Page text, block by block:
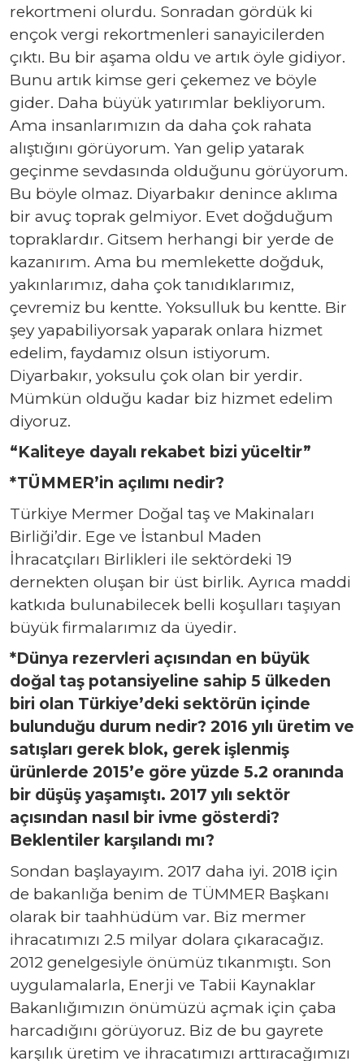
rekortmeni olurdu. Sonradan gördük ki
ençok vergi rekortmenleri sanayicilerden
çıktı. Bu bir aşama oldu ve artık öyle gidiyor.
Bunu artık kimse geri çekemez ve böyle
gider. Daha büyük yatırımlar bekliyorum.
Ama insanlarımızın da daha çok rahata
alıştığını görüyorum. Yan gelip yatarak
geçinme sevdasında olduğunu görüyorum.
Bu böyle olmaz. Diyarbakır denince aklıma
bir avuç toprak gelmiyor. Evet doğduğum
topraklardır. Gitsem herhangi bir yerde de
kazanırım. Ama bu memlekette doğduk,
yakınlarımız, daha çok tanıdıklarımız,
çevremiz bu kentte. Yoksulluk bu kentte. Bir
şey yapabiliyorsak yaparak onlara hizmet
edelim, faydamız olsun istiyorum.
Diyarbakır, yoksulu çok olan bir yerdir.
Mümkün olduğu kadar biz hizmet edelim
diyoruz.
“Kaliteye dayalı rekabet bizi yüceltir”
*TÜMMER’in açılımı nedir?
Türkiye Mermer Doğal taş ve Makinaları
Birliği’dir. Ege ve İstanbul Maden
İhracatçıları Birlikleri ile sektördeki 19
dernekten oluşan bir üst birlik. Ayrıca maddi
katkıda bulunabilecek belli koşulları taşıyan
büyük firmalarımız da üyedir.
*Dünya rezervleri açısından en büyük
doğal taş potansiyeline sahip 5 ülkeden
biri olan Türkiye’deki sektörün içinde
bulunduğu durum nedir? 2016 yılı üretim ve
satışları gerek blok, gerek işlenmiş
ürünlerde 2015’e göre yüzde 5.2 oranında
bir düşüş yaşamıştı. 2017 yılı sektör
açısından nasıl bir ivme gösterdi?
Beklentiler karşılandı mı?
Sondan başlayayım. 2017 daha iyi. 2018 için
de bakanlığa benim de TÜMMER Başkanı
olarak bir taahhüdüm var. Biz mermer
ihracatımızı 2.5 milyar dolara çıkaracağız.
2012 genelgesiyle önümüz tıkanmıştı. Son
uygulamalarla, Enerji ve Tabii Kaynaklar
Bakanlığımızın önümüzü açmak için çaba
harcadığını görüyoruz. Biz de bu gayrete
karşılık üretim ve ihracatımızı arttıracağımızı